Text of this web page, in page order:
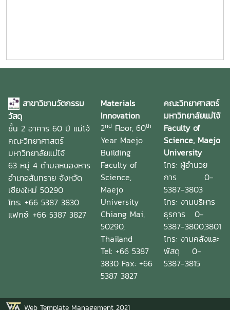
สาขาวิชานวัตกรรม
วัสดุ
ชั้น 2 อาคาร 60 ปี แม่โจ้
คณะวิทยาศาสตร์
มหาวิทยาลัยแม่โจ้
63 หมู่ 4 ตำบลหนองหาร
อำเภอสันทราย จังหวัด
เชียงใหม่ 50290
โทร: +66 5387 3830
แฟกซ์: +66 5387 3827
Materials
Innovation
2nd Floor, 60th
Year Maejo
Building
Faculty of
Science,
Maejo
University
Chiang Mai,
50290,
Thailand
Tel: +66 5387
3830 Fax: +66
5387 3827
คณะวิทยาศาสตร์
มหาวิทยาลัยแม่โจ้
Faculty of
Science, Maejo
University
โทร: ผู้อำนวย
การ 0-
5387-3803
โทร: งานบริหาร
ธุรการ 0-
5387-3800,3801
โทร: งานคลังและ
พัสดุ 0-
5387-3815
Web Template Management 2021